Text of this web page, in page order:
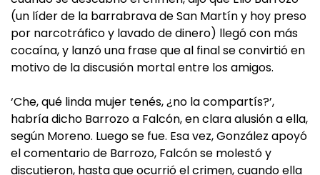
(un líder de la barrabrava de San Martín y hoy preso
por narcotráfico y lavado de dinero) llegó con más
cocaína, y lanzó una frase que al final se convirtió en
motivo de la discusión mortal entre los amigos.
‘Che, qué linda mujer tenés, ¿no la compartís?’,
habría dicho Barrozo a Falcón, en clara alusión a ella,
según Moreno. Luego se fue. Esa vez, González apoyó
el comentario de Barrozo, Falcón se molestó y
discutieron, hasta que ocurrió el crimen, cuando ella